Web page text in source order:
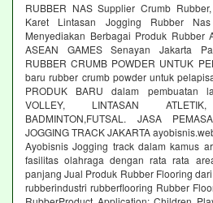
RUBBER NAS Supplier Crumb
Karet Lintasan Jogging Rubber
Menyediakan Berbagai Produk Rubber
ASEAN GAMES Senayan Jakarta
RUBBER CRUMB POWDER UNTUK
baru rubber crumb powder untuk
PRODUK BARU dalam pembuatan
VOLLEY, LINTASAN
BADMINTON,FUTSAL. JASA
JOGGING TRACK JAKARTA
Ayobisnis Jogging track dalam kamus
fasilitas olahraga dengan rata rata
panjang Jual Produk Rubber Flooring
rubberindustri rubberflooring Rubber